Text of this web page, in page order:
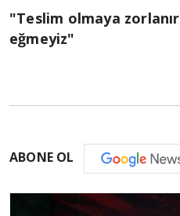
"Teslim olmaya
eğmeyiz"
ABONE OL